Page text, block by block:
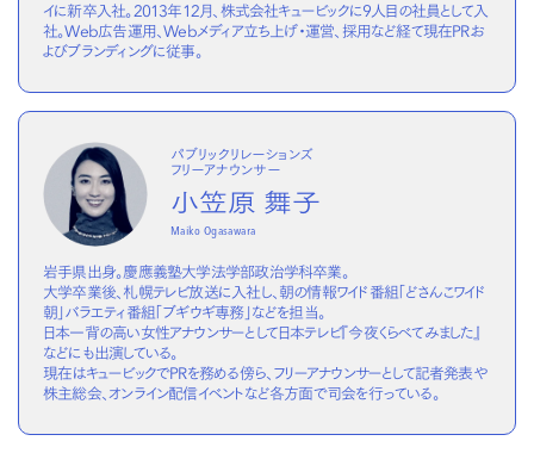
イに新卒入社。2013年12月、株式会社キュービックに9人目の社員として入
社。Web広告運用、Webメディア立ち上げ・運営、採用など経て現在PRお
よびブランディングに従事。
パブリックリレーションズ
フリーアナウンサー
小笠原 舞子
Maiko Ogasawara
岩手県出身。慶應義塾大学法学部政治学科卒業。
大学卒業後、札幌テレビ放送に入社し、朝の情報ワイド番組「どさんこワイド
朝」バラエティ番組「ブギウギ専務」などを担当。
日本一背の高い女性アナウンサーとして日本テレビ『今夜くらべてみました』
などにも出演している。
現在はキュービックでPRを務める傍ら、フリーアナウンサーとして記者発表や
株主総会、オンライン配信イベントなど各方面で司会を行っている。